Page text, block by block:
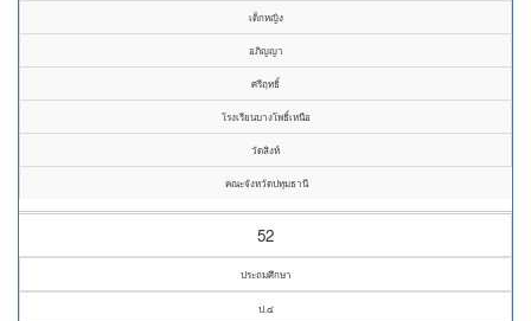
เด็กหญิง
อภิญญา
ศรีฤทธิ์
โรงเรียนบางโพธิ์เหนือ
วัดสิงห์
คณะจังหวัดปทุมธานี
52
ประถมศึกษา
ป.๔